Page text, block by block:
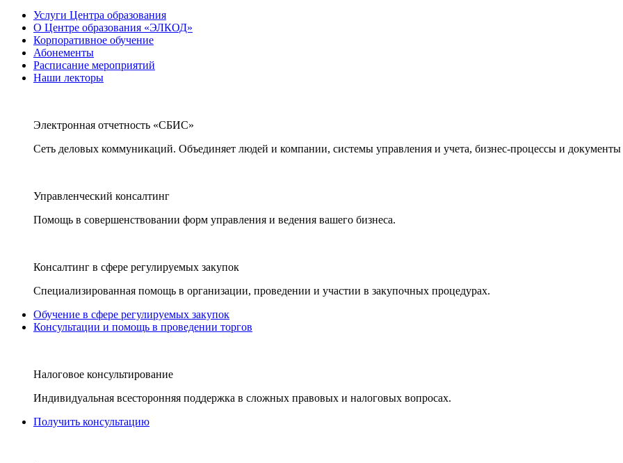
Услуги Центра образования
О Центре образования «ЭЛКОД»
Корпоративное обучение
Абонементы
Расписание мероприятий
Наши лекторы
Электронная отчетность «СБИС»
Сеть деловых коммуникаций. Объединяет людей и компании, системы управления и учета, бизнес-процессы и документы
Управленческий консалтинг
Помощь в совершенствовании форм управления и ведения вашего бизнеса.
Консалтинг в сфере регулируемых закупок
Специализированная помощь в организации, проведении и участии в закупочных процедурах.
Обучение в сфере регулируемых закупок
Консультации и помощь в проведении торгов
Налоговое консультирование
Индивидуальная всесторонняя поддержка в сложных правовых и налоговых вопросах.
Получить консультацию